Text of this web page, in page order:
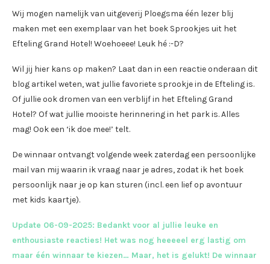
Wij mogen namelijk van uitgeverij Ploegsma één lezer blij
maken met een exemplaar van het boek Sprookjes uit het
Efteling Grand Hotel! Woehoeee! Leuk hé :-D?
Wil jij hier kans op maken? Laat dan in een reactie onderaan dit
blog artikel weten, wat jullie favoriete sprookje in de Efteling is.
Of jullie ook dromen van een verblijf in het Efteling Grand
Hotel? Of wat jullie mooiste herinnering in het park is. Alles
mag! Ook een ‘ik doe mee!’ telt.
De winnaar ontvangt volgende week zaterdag een persoonlijke
mail van mij waarin ik vraag naar je adres, zodat ik het boek
persoonlijk naar je op kan sturen (incl. een lief op avontuur
met kids kaartje).
Update 06-09-2025: Bedankt voor al jullie leuke en
enthousiaste reacties! Het was nog heeeeel erg lastig om
maar één winnaar te kiezen… Maar, het is gelukt! De winnaar